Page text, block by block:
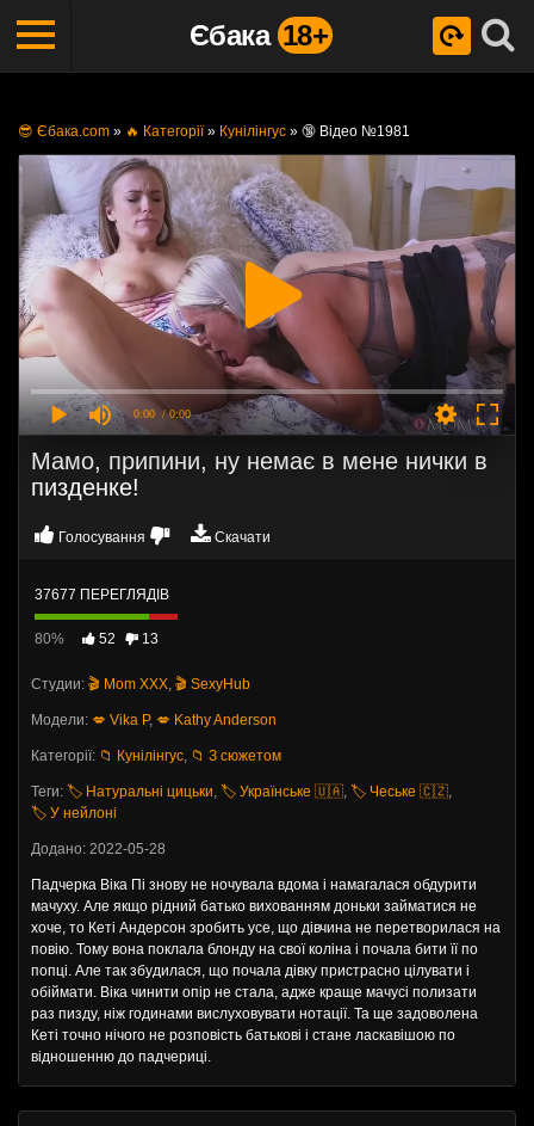
Єбака 18+
😎 Єбака.com » 🔥 Категорії» Кунілінгус » 🔞 Відео №1981
0:00 / 0:00
Мамо, припини, ну немає в мене нички в
пизденке!
Голосування Скачати
37677 ПЕРЕГЛЯДІВ
80% 52 13
Студии: 🎬 Mom XXX, 🎬 SexyHub
Модели: 💋 Vika P, 💋 Kathy Anderson
Категорії: 📁 Кунілінгус, 📁 З сюжетом
Теги: 🏷️ Натуральні цицьки, 🏷️ Українське 🇺🇦, 🏷️ Чеське 🇨🇿,
🏷️ У нейлоні
Додано: 2022-05-28
Падчерка Віка Пі знову не ночувала вдома і намагалася обдурити
мачуху. Але якщо рідний батько вихованням доньки займатися не
хоче, то Кеті Андерсон зробить усе, що дівчина не перетворилася на
повію. Тому вона поклала блонду на свої коліна і почала бити її по
попці. Але так збудилася, що почала дівку пристрасно цілувати і
обіймати. Віка чинити опір не стала, адже краще мачусі полизати
раз пизду, ніж годинами вислуховувати нотації. Та ще задоволена
Кеті точно нічого не розповість батькові і стане ласкавішою по
відношенню до падчериці.